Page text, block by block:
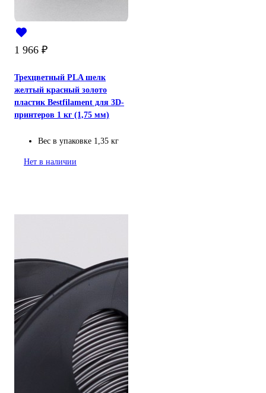
1 966 ₽
Трехцветный PLA шелк
желтый красный золото
пластик Bestfilament для 3D-
принтеров 1 кг (1,75 мм)
Вес в упаковке 1,35 кг
Нет в наличии